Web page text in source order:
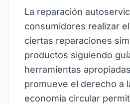
La reparación
consumidores realizar
ciertas reparaciones
productos siguiendo
herramientas
promueve el derecho a
economía circular